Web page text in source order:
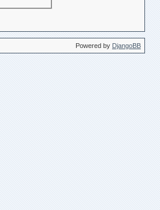
Powered by DjangoBB